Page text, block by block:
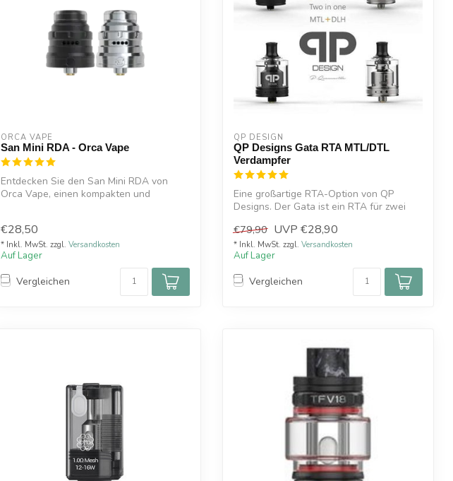
ORCA VAPE
San Mini RDA - Orca Vape
Entdecken Sie den San Mini RDA von
Orca Vape, einen kompakten und
€28,50
* Inkl. MwSt. zzgl. Versandkosten
Auf Lager
Vergleichen
QP DESIGN
QP Designs Gata RTA MTL/DTL
Verdampfer
Eine großartige RTA-Option von QP
Designs. Der Gata ist ein RTA für zwei
€79,90 UVP €28,90
* Inkl. MwSt. zzgl. Versandkosten
Auf Lager
Vergleichen